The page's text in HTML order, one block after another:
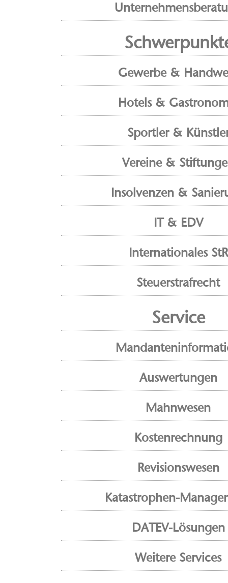
Gewerbe &
Hotels &
Sportler &
Vereine &
Insolvenzen &
IT & EDV
Internationales StR
Steuerstrafrecht
Service
Auswertungen
Mahnwesen
Kostenrechnung
Revisionswesen
Katastrophen-
DATEV-Lösungen
Weitere Services